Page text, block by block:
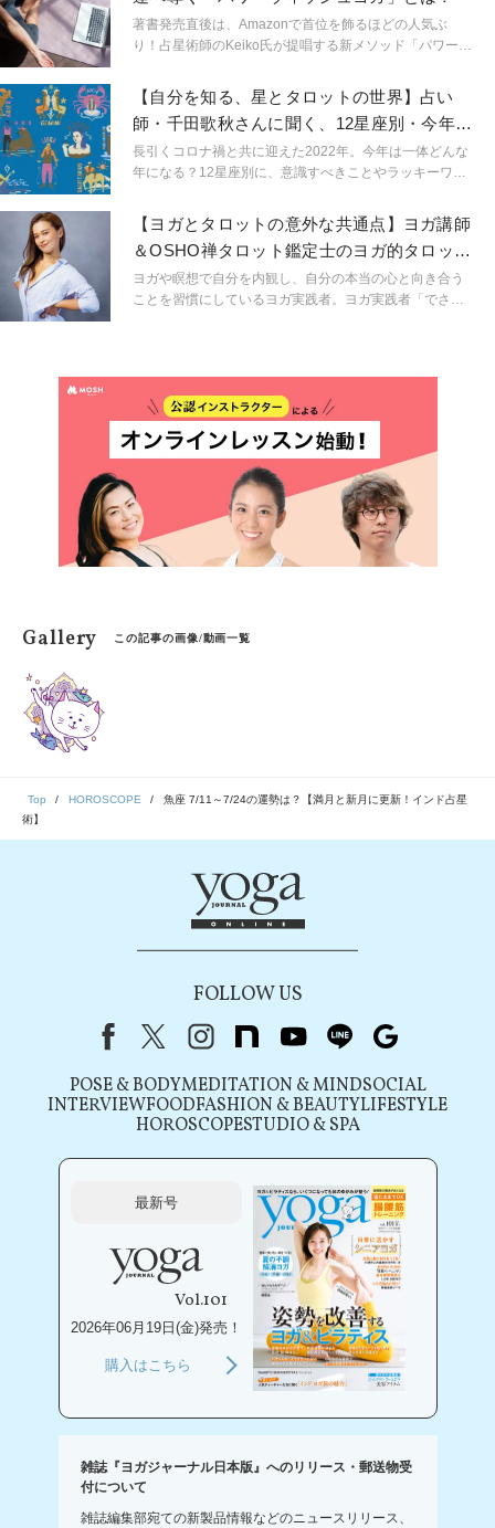
著書発売直後は、Amazonで首位を飾るほどの人気ぶ
り！占星術師のKeiko氏が提唱する新メソッド「パワーウ
幸せを引き寄せてみませんか？
【自分を知る、星とタロットの世界】占い
師・千田歌秋さんに聞く、12星座別・今年を
快適に過ごすコツ
長引くコロナ禍と共に迎えた2022年。今年は一体どんな
年になる？12星座別に、意識すべきことやラッキーワー
【ヨガとタロットの意外な共通点】ヨガ講師
＆OSHO禅タロット鑑定士のヨガ的タロット
活用術とは？
ヨガや瞑想で自分を内観し、自分の本当の心と向き合う
ことを習慣にしているヨガ実践者。ヨガ実践者「でさ
てしまうことは少なくありません。そんな迷えるヨギ
ー・ヨギーニに向けて、自分の心と向き合うこと、そし
て自分を知ってくことを、ヨガと占いという２つのツー
ルを活用して伝えているIKUMIさんにお話を伺いまし
た。
Gallery この記事の画像/動画一覧
Top HOROSCOPE
魚座 7/11～7/24の運勢は？【満月と新月に更新！インド占星
術】
FOLLOW US
FacebookX（旧Twitter）
instagram
note youtubeline
POSE & BODYMEDITATION & MINDSOCIAL
INTERVIEWFOODFASHION & BEAUTYLIFESTYLE
HOROSCOPESTUDIO & SPA
最新号
Vol.101
2026年06月19日(金)発売！
購入はこちら
雑誌『ヨガジャーナル日本版』へのリリース・郵送物受
付について
雑誌編集部宛ての新製品情報などのニュースリリース、